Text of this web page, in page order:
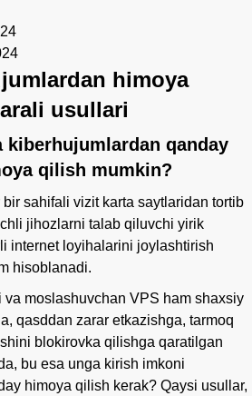
himoya
usullari
kiberhujumlardan qanday
qilish mumkin?
sahifali vizit karta saytlaridan tortib
jihozlarni talab qiluvchi yirik
internet loyihalarini joylashtirish
hisoblanadi.
va moslashuvchan VPS ham shaxsiy
qasddan zarar etkazishga, tarmoq
blokirovka qilishga qaratilgan
bu esa unga kirish imkoni
himoya qilish kerak? Qaysi usullar,